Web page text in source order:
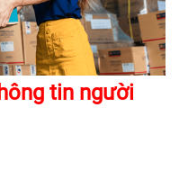
tin người